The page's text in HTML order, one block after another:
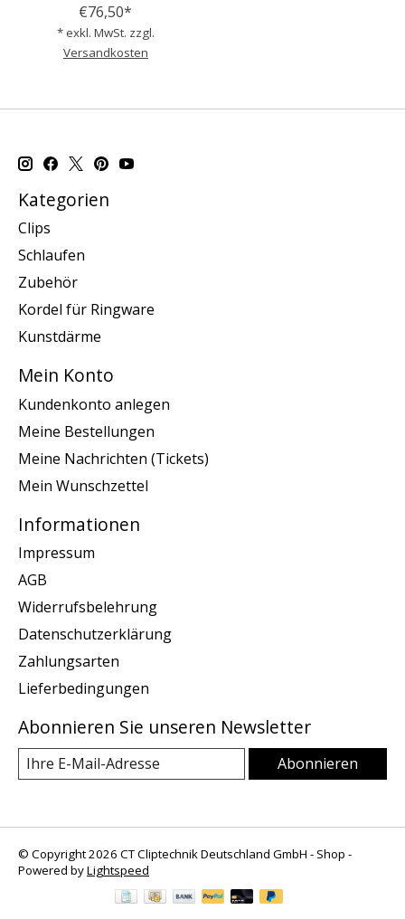
€76,50*
* exkl. MwSt. zzgl.
Versandkosten
Kategorien
Clips
Schlaufen
Zubehör
Kordel für Ringware
Kunstdärme
Mein Konto
Kundenkonto anlegen
Meine Bestellungen
Meine Nachrichten (Tickets)
Mein Wunschzettel
Informationen
Impressum
AGB
Widerrufsbelehrung
Datenschutzerklärung
Zahlungsarten
Lieferbedingungen
Abonnieren Sie unseren Newsletter
Abonnieren
© Copyright 2026 CT Cliptechnik Deutschland GmbH - Shop -
Powered byLightspeed